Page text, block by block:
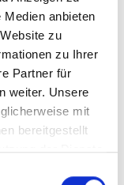
anbieten
zu
zu Ihrer
Partner für
weiter. Unsere
mit
bereitgestellt
der Dienste
bieten.
mit
dieses
deiner